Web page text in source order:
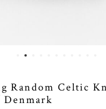
Random Celtic